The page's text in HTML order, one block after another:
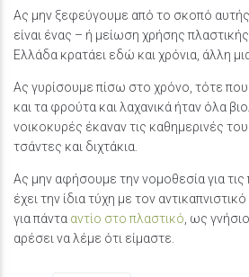
Ας μην ξεφεύγουμε από το σκοπό
είναι ένας – ή μείωση χρήσης
Ελλάδα κρατάει εδώ και χρόνια, άλλη
Ας γυρίσουμε πίσω στο χρόνο, τότε
και τα φρούτα και λαχανικά ήταν όλα
νοικοκυρές έκαναν τις καθημερινές
τσάντες και διχτάκια.
Ας μην αφήσουμε την νομοθεσία για
έχει την ίδια τύχη με τον
για πάντα αντίο στο πλαστικό , ως
αρέσει να λέμε ότι είμαστε.